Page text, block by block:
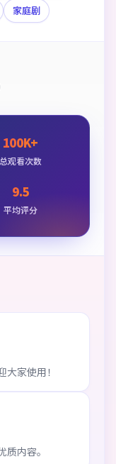
家庭剧
100K+
总观看次数
9.5
平均评分
家使用！
内容。